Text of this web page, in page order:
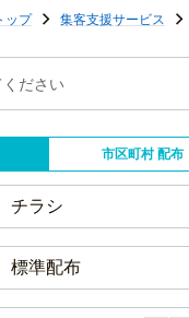
ップ 集客支援サービス
ださい
市区町村 配布
標準配布